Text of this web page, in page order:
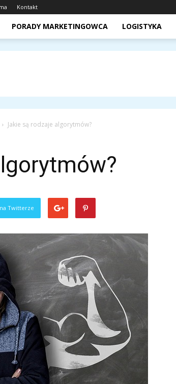
Kontakt
PORADY MARKETINGOWCA LOGISTYKA
Jakie są rodzaje algorytmów?
Twitterze